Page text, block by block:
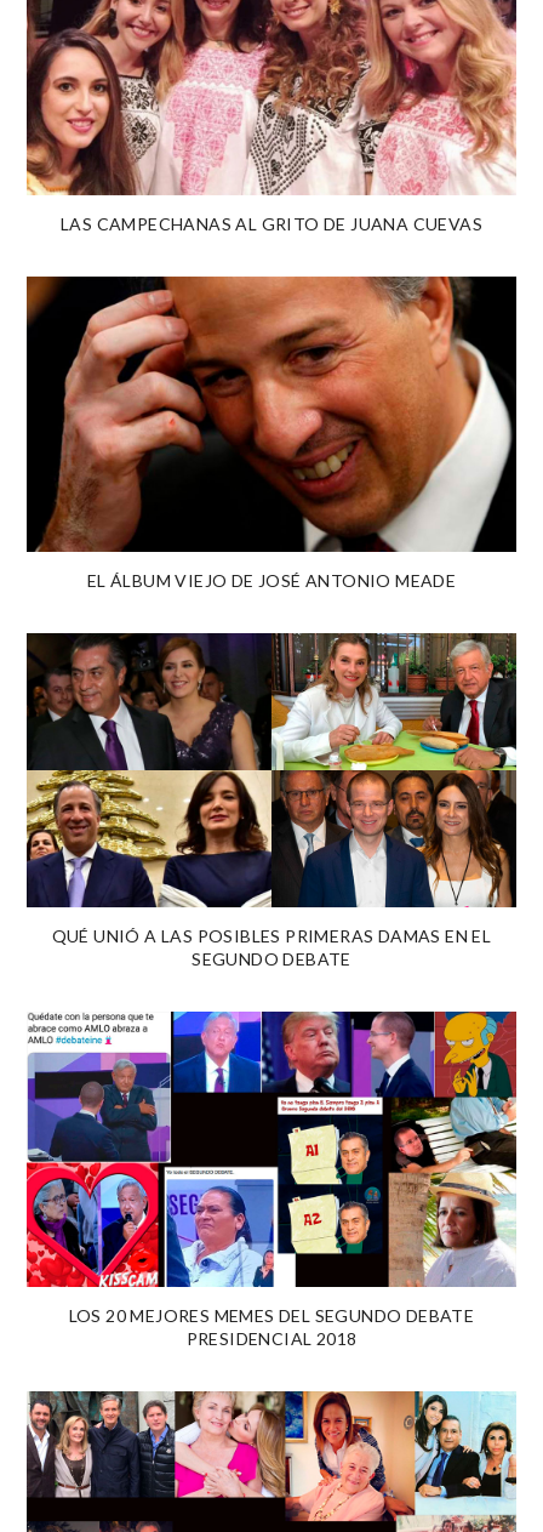
LAS CAMPECHANAS AL GRITO DE JUANA CUEVAS
EL ÁLBUM VIEJO DE JOSÉ ANTONIO MEADE
QUÉ UNIÓ A LAS POSIBLES PRIMERAS DAMAS EN EL
SEGUNDO DEBATE
LOS 20 MEJORES MEMES DEL SEGUNDO DEBATE
PRESIDENCIAL 2018